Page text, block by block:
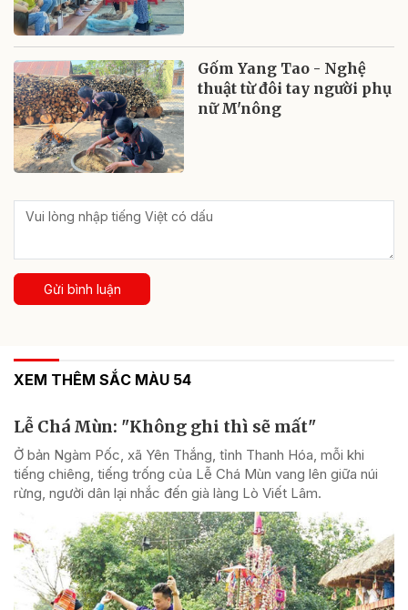
Gốm Yang Tao - Nghệ
thuật từ đôi tay người phụ
nữ M'nông
Gửi bình luận
XEM THÊM SẮC MÀU 54
Lễ Chá Mùn: "Không ghi thì sẽ mất"
Ở bản Ngàm Pốc, xã Yên Thắng, tỉnh Thanh Hóa, mỗi khi
tiếng chiêng, tiếng trống của Lễ Chá Mùn vang lên giữa núi
rừng, người dân lại nhắc đến già làng Lò Viết Lâm.